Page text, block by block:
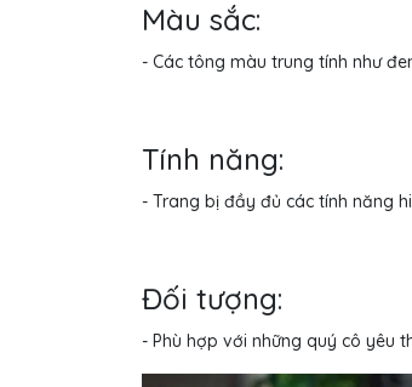
Màu sắc:
- Các tông màu trung tính như
Tính năng:
- Trang bị đầy đủ các tính năng
Đối tượng:
- Phù hợp với những quý cô yêu